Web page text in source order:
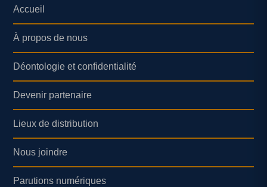
Accueil
À propos de nous
Déontologie et confidentialité
Devenir partenaire
Lieux de distribution
Nous joindre
Parutions numériques